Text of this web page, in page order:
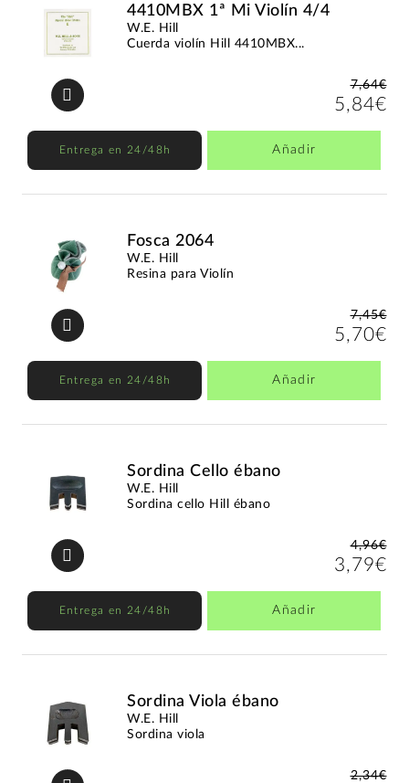
4410MBX 1ª Mi Violín 4/4
W.E. Hill
Cuerda violín Hill 4410MBX...
7,64€
5,84€
Entrega en 24/48h Añadir
Fosca 2064
W.E. Hill
Resina para Violín
7,45€
5,70€
Entrega en 24/48h Añadir
Sordina Cello ébano
W.E. Hill
Sordina cello Hill ébano
4,96€
3,79€
Entrega en 24/48h Añadir
Sordina Viola ébano
W.E. Hill
Sordina viola
2,34€